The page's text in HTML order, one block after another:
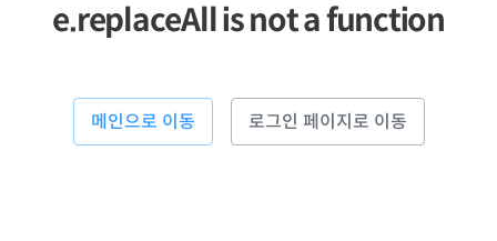
e.replaceAll is not a function
메인으로 이동 로그인 페이지로 이동